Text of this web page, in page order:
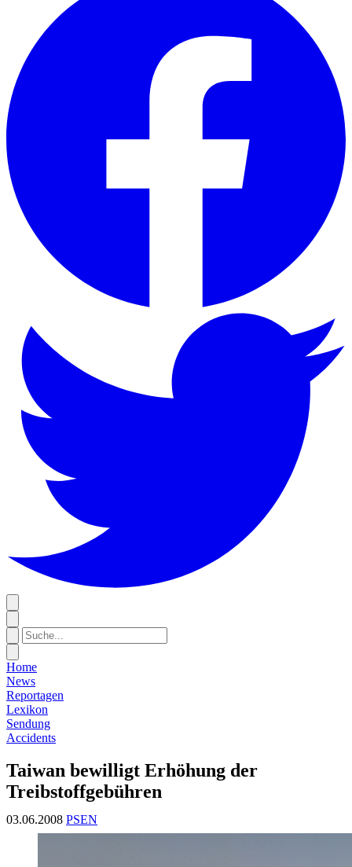
Home
News
Reportagen
Lexikon
Sendung
Accidents
Taiwan bewilligt Erhöhung der
Treibstoffgebühren
03.06.2008 PSEN